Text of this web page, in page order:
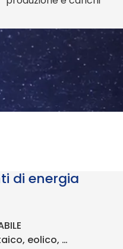
di energia
eolico, …